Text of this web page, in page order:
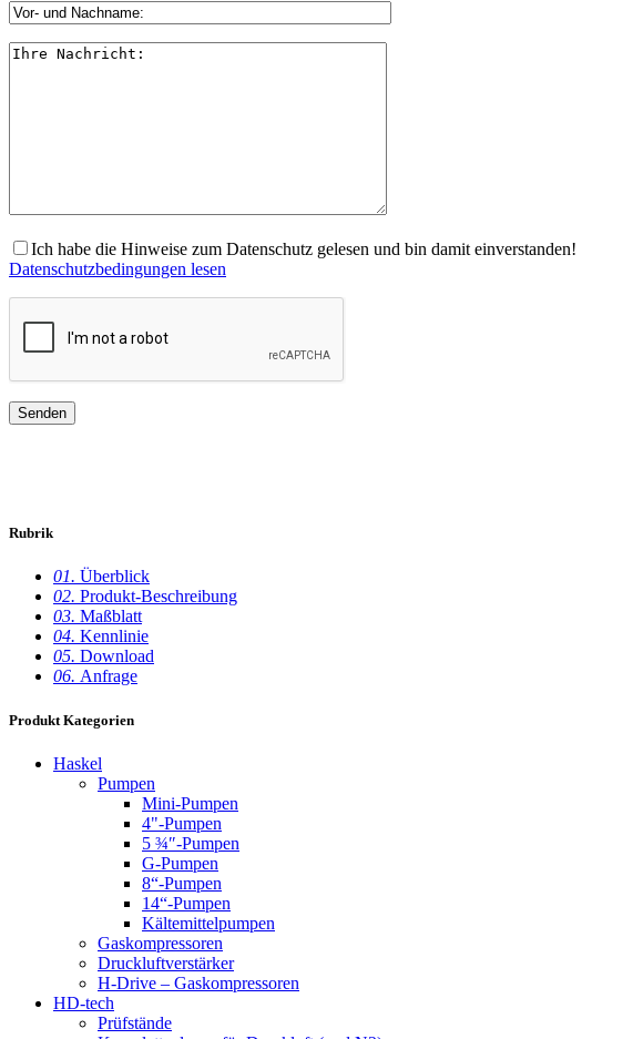
Ich habe die Hinweise zum Datenschutz gelesen und bin damit einverstanden!
Datenschutzbedingungen lesen
Rubrik
01. Überblick
02. Produkt-Beschreibung
03. Maßblatt
04. Kennlinie
05. Download
06. Anfrage
Produkt Kategorien
Haskel
Pumpen
Mini-Pumpen
4"-Pumpen
5 ¾″-Pumpen
G-Pumpen
8“-Pumpen
14“-Pumpen
Kältemittelpumpen
Gaskompressoren
Druckluftverstärker
H-Drive – Gaskompressoren
HD-tech
Prüfstände